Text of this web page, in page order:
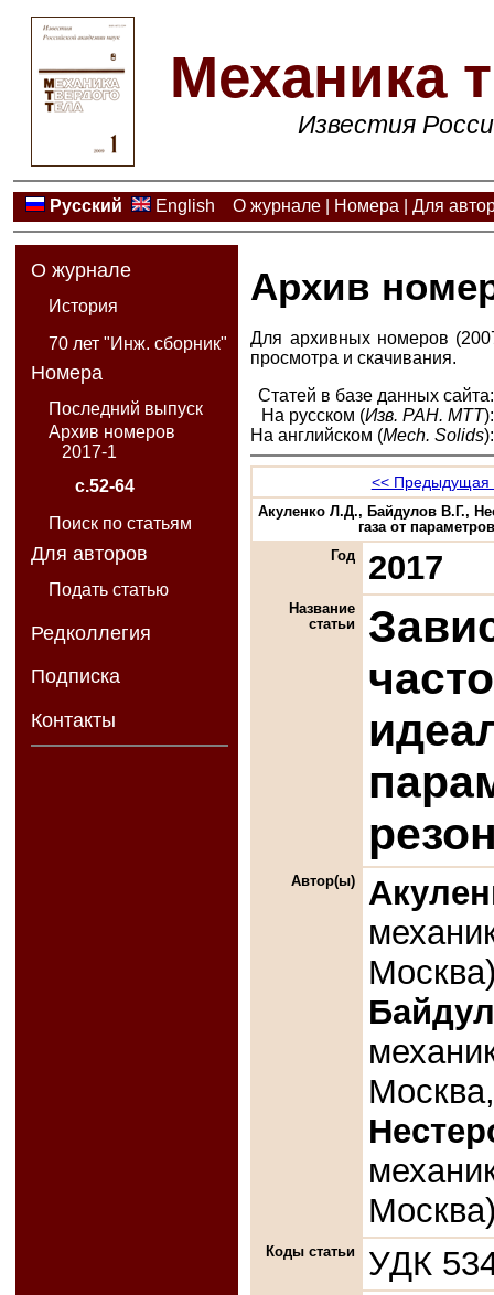
Механика
Известия
Русский English О журнале| Номера Для
О журнале
История
70 лет "Инж. сборник"
Номера
Последний выпуск
Архив номеров
2017-1
с.52-64
Поиск по статьям
Для авторов
Подать статью
Редколлегия
Подписка
Контакты
Архив
Для архивных номеров
просмотра и скачивания.
Статей в базе данных сайта:
На русском (Изв. РАН. МТТ):
На английском (Mech. Solids):
<< Предыдущая
Акуленко Л.Д., Байдулов В.Г.,
газа от
Год
2017
Название
статьи
Автор(ы)
Коды статьи УДК